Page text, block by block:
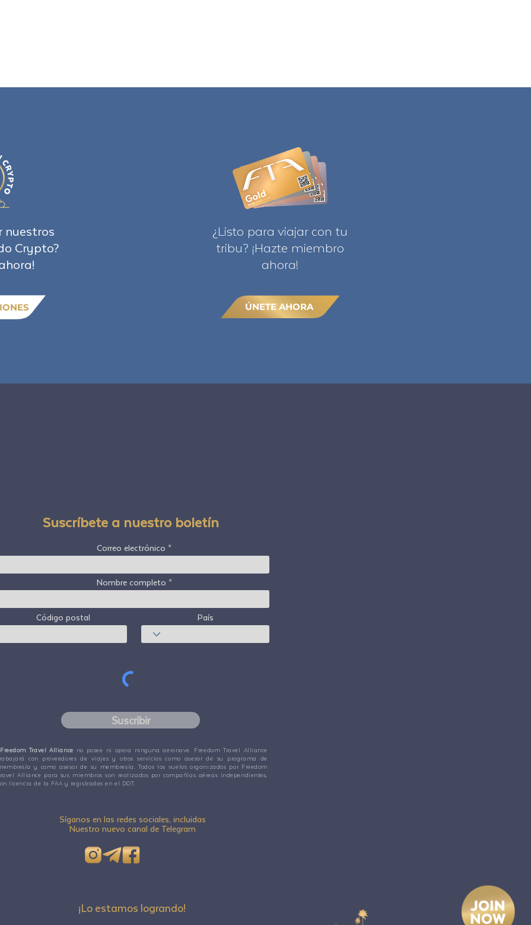
nuestros
Crypto?
¿Listo para viajar con tu
tribu? ¡Hazte miembro
ahora!
ÚNETE AHORA
Suscríbete a nuestro boletín
Correo electrónico
Nombre completo
Código postal País
Suscribir
Freedom Travel Alliance no posee ni opera ninguna aeronave. Freedom Travel Alliance
con proveedores de viajes y otros servicios como asesor de su programa de
y como asesor de su membresía. Todos los vuelos organizados por Freedom
Alliance para sus miembros son realizados por compañías aéreas independientes,
licencia de la FAA y registradas en el DOT.
Síganos en las redes sociales, incluidas
Nuestro nuevo canal de Telegram
¡Lo estamos logrando!